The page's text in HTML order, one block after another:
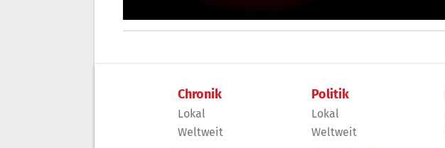
Chronik
Lokal
Weltweit
Politik
Lokal
Weltweit